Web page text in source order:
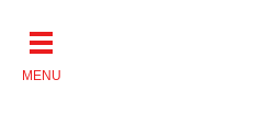
contenuto